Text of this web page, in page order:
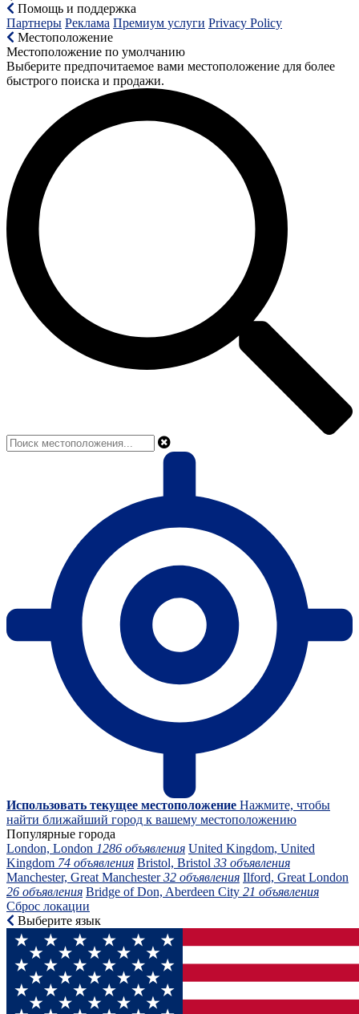
Помощь и поддержка
Партнеры Реклама Премиум услуги Privacy Policy
Местоположение
Местоположение по умолчанию
Выберите предпочитаемое вами местоположение для более
быстрого поиска и продажи.
Использовать текущее местоположение Нажмите, чтобы
найти ближайший город к вашему местоположению
Популярные города
London, London 1286 объявления United Kingdom, United
Kingdom 74 объявления Bristol, Bristol 33 объявления
Manchester, Great Manchester32 объявления Ilford, Great London
26 объявления Bridge of Don, Aberdeen City 21 объявления
Сброс локации
Выберите язык